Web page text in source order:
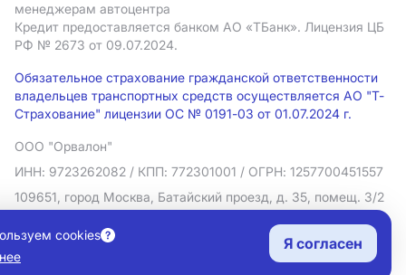
менеджерам автоцентра
Кредит предоставляется банком АO «ТБанк». Лицензия ЦБ
РФ № 2673 от 09.07.2024.
Обязательное страхование гражданской ответственности
владельцев транспортных средств осуществляется АО "Т-
Страхование" лицензии ОС № 0191-03 от 01.07.2024 г.
ООО "Орвалон"
ИНН: 9723262082 / КПП: 772301001 / ОГРН: 1257700451557
109651, город Москва, Батайский проезд, д. 35, помещ. 3/2
Политика в отношении обработки персональных данных
Согласие на рекламную рассылку
Правовая информация
cookies
Я согласен